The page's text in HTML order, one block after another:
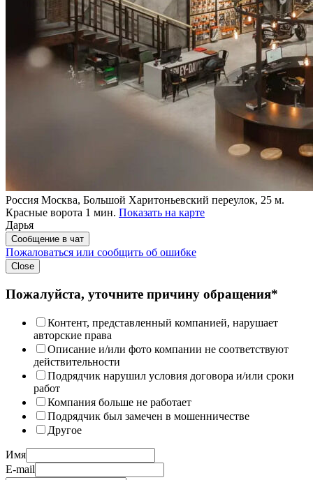
Россия Москва, Большой Харитоньевский переулок, 25 м.
Красные ворота 1 мин. Показать на карте
Дарья
Сообщение в чат
Пожаловаться или сообщить об ошибке
Close
Пожалуйста, уточните причину обращения*
Контент, представленный компанией, нарушает
авторские права
Описание и/или фото компании не соответствуют
действительности
Подрядчик нарушил условия договора и/или сроки
работ
Компания больше не работает
Подрядчик был замечен в мошенничестве
Другое
Имя
E-mail